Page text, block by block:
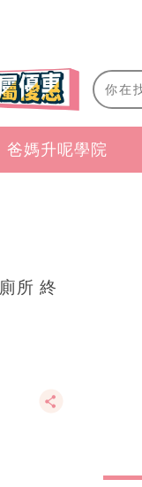
爸媽升呢學院
所 終